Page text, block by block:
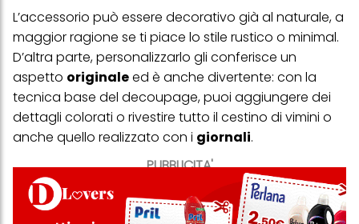
PUBBLICITA'
L’accessorio può essere decorativo già al naturale, a
maggior ragione se ti piace lo stile rustico o minimal.
D’altra parte, personalizzarlo gli conferisce un
aspetto originaleed è anche divertente: con la
tecnica base del decoupage, puoi aggiungere dei
dettagli colorati o rivestire tutto il cestino di vimini o
anche quello realizzato con i giornali.